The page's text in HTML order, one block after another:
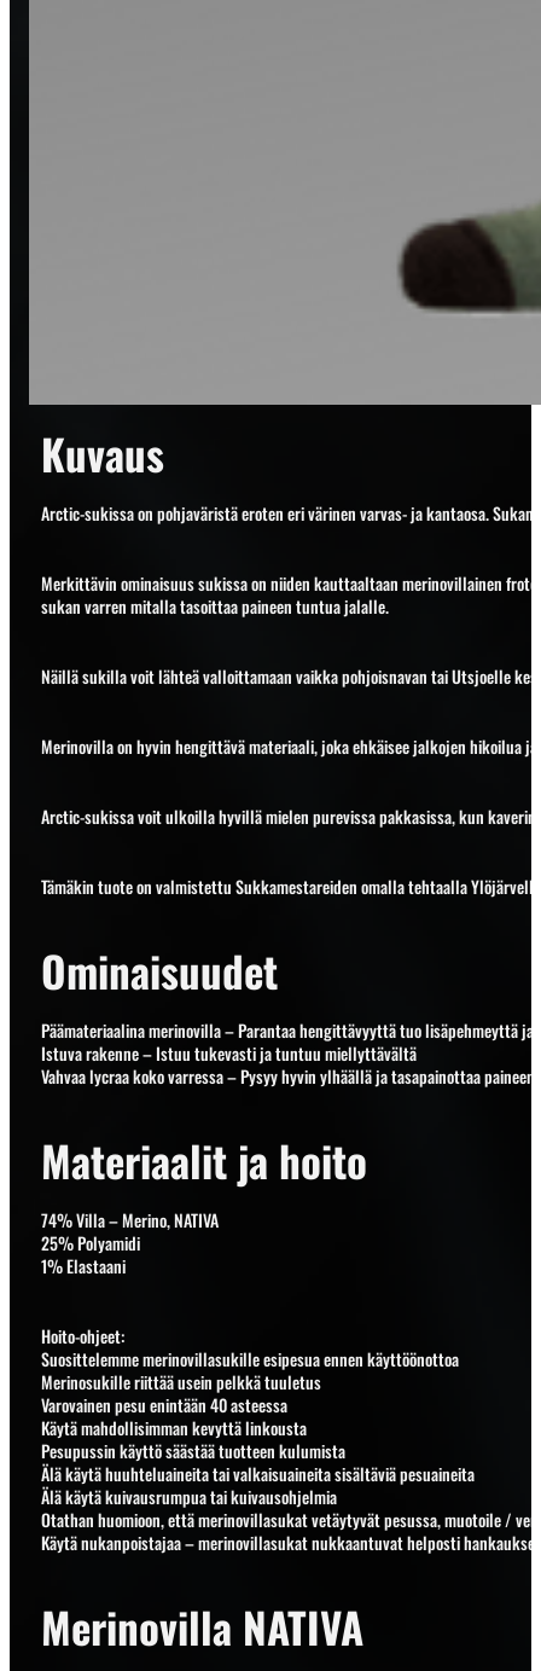
Kuvaus
Arctic-sukissa on pohjaväristä eroten eri värinen varvas- ja kantaosa.
Merkittävin ominaisuus sukissa on niiden kauttaaltaan merinovillainen
sukan varren mitalla tasoittaa paineen tuntua jalalle.
Näillä sukilla voit lähteä valloittamaan vaikka pohjoisnavan tai Utsjoelle
Merinovilla on hyvin hengittävä materiaali, joka ehkäisee jalkojen hikoilua
Arctic-sukissa voit ulkoilla hyvillä mielen purevissa pakkasissa, kun
Tämäkin tuote on valmistettu Sukkamestareiden omalla tehtaalla
Ominaisuudet
Päämateriaalina merinovilla – Parantaa hengittävyyttä tuo lisäpehmeyttä ja
Istuva rakenne – Istuu tukevasti ja tuntuu miellyttävältä
Vahvaa lycraa koko varressa – Pysyy hyvin ylhäällä ja tasapainottaa
Materiaalit ja hoito
74% Villa – Merino, NATIVA
25% Polyamidi
1% Elastaani
Hoito-ohjeet:
Suosittelemme merinovillasukille esipesua ennen käyttöönottoa
Merinosukille riittää usein pelkkä tuuletus
Varovainen pesu enintään 40 asteessa
Käytä mahdollisimman kevyttä linkousta
Pesupussin käyttö säästää tuotteen kulumista
Älä käytä huuhteluaineita tai valkaisuaineita sisältäviä pesuaineita
Älä käytä kuivausrumpua tai kuivausohjelmia
Otathan huomioon, että merinovillasukat vetäytyvät pesussa, muotoile /
Käytä nukanpoistajaa – merinovillasukat nukkaantuvat helposti
Merinovilla NATIVA